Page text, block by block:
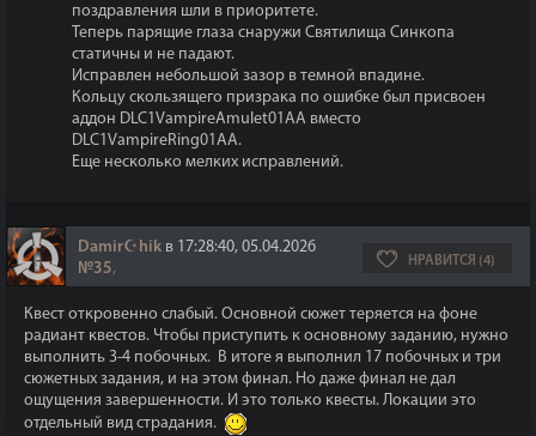
поздравления шли в приоритете.
Теперь парящие глаза снаружи Святилища Синкопа
статичны и не падают.
Исправлен небольшой зазор в темной впадине.
Кольцу скользящего призрака по ошибке был присвоен
аддон DLC1VampireAmulet01AA вместо
DLC1VampireRing01AA.
Еще несколько мелких исправлений.
Damir☪hik в 17:28:40, 05.04.2026
№35, НРАВИТСЯ (4)
Квест откровенно слабый. Основной сюжет теряется на фоне
радиант квестов. Чтобы приступить к основному заданию, нужно
выполнить 3-4 побочных. В итоге я выполнил 17 побочных и три
сюжетных задания, и на этом финал. Но даже финал не дал
ощущения завершенности. И это только квесты. Локации это
отдельный вид страдания.